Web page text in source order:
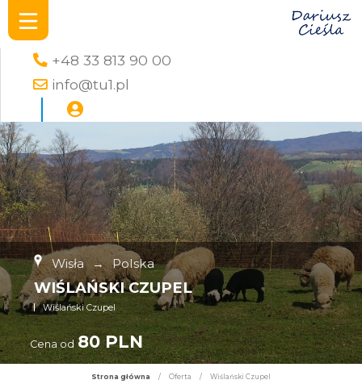
+48 33 813 90 00
info@tu1.pl
Wisła → Polska
WIŚLAŃSKI CZUPEL
Wiślański Czupel
Cena od 80 PLN
Strona główna / Oferta / Wiślański Czupel